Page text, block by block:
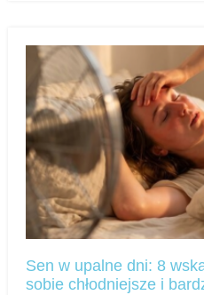
Sen w upalne dni: 8
sobie chłodniejsze i